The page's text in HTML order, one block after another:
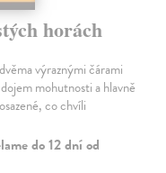
horách
výraznými čárami
mohutnosti a hlavně
co chvíli
do 12 dní od